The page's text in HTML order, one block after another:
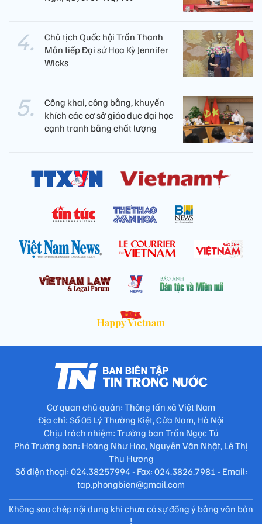
Chủ tịch Quốc hội Trần Thanh
Mẫn tiếp Đại sứ Hoa Kỳ Jennifer
Wicks
Công khai, công bằng, khuyến
khích các cơ sở giáo dục đại học
cạnh tranh bằng chất lượng​
Cơ quan chủ quản: Thông tấn xã Việt Nam
Địa chỉ: Số 05 Lý Thường Kiệt, Cửa Nam, Hà Nội
Chịu trách nhiệm: Trưởng ban Trần Ngọc Tú
Phó Trưởng ban: Hoàng Như Hoa, Nguyễn Văn Nhật, Lê Thị
Thu Hương
Số điện thoại: 024.38257994 - Fax: 024.3826.7981 - Email:
tap.phongbien@gmail.com
Không sao chép nội dung khi chưa có sự đồng ý bằng văn bản
!